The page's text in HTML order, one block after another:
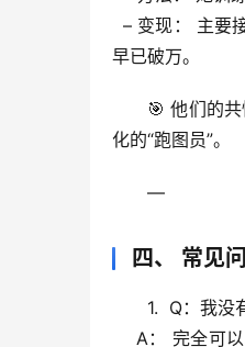
  –
变现：
主要
早已破万。
🎯 他们的共
化的“跑图员”。
—
四、 常见
1. Q：我没
A：
完全可